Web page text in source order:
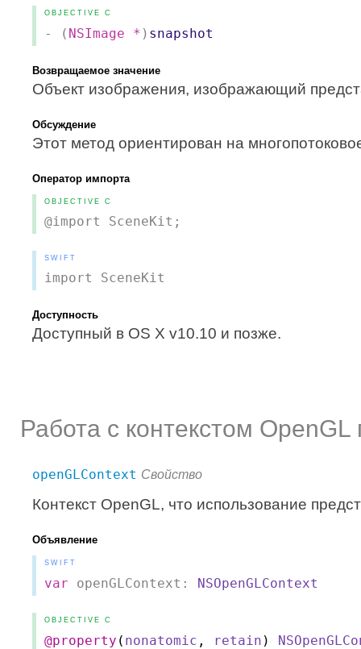
OBJECTIVE C
- ( NSImage * ) snapshot
Возвращаемое значение
Объект изображения, изображающий
Обсуждение
Этот метод ориентирован на
Оператор импорта
OBJECTIVE C
@import SceneKit;
SWIFT
import SceneKit
Доступность
Доступный в OS X v10.10 и позже.
Работа с контекстом
openGLContext Свойство
Контекст OpenGL, что использование
Объявление
SWIFT
var openGLContext: NSOpenGLContext
OBJECTIVE C
@property ( nonatomic , retain )